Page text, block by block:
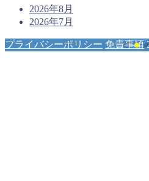
2026年8月
2026年7月
プライバシーポリシー 免責事項